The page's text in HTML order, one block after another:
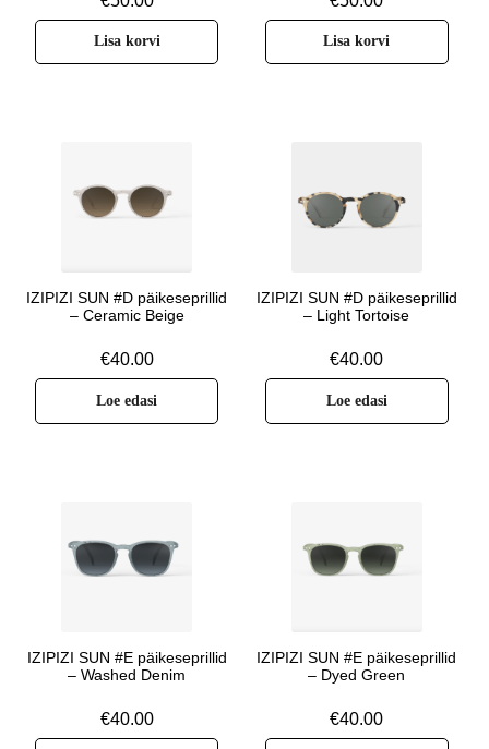
Lisa korvi Lisa korvi
IZIPIZI SUN #D päikeseprillid
– Ceramic Beige
€40.00
Loe edasi
IZIPIZI SUN #D päikeseprillid
– Light Tortoise
€40.00
Loe edasi
IZIPIZI SUN #E päikeseprillid
– Washed Denim
€40.00
IZIPIZI SUN #E päikeseprillid
– Dyed Green
€40.00